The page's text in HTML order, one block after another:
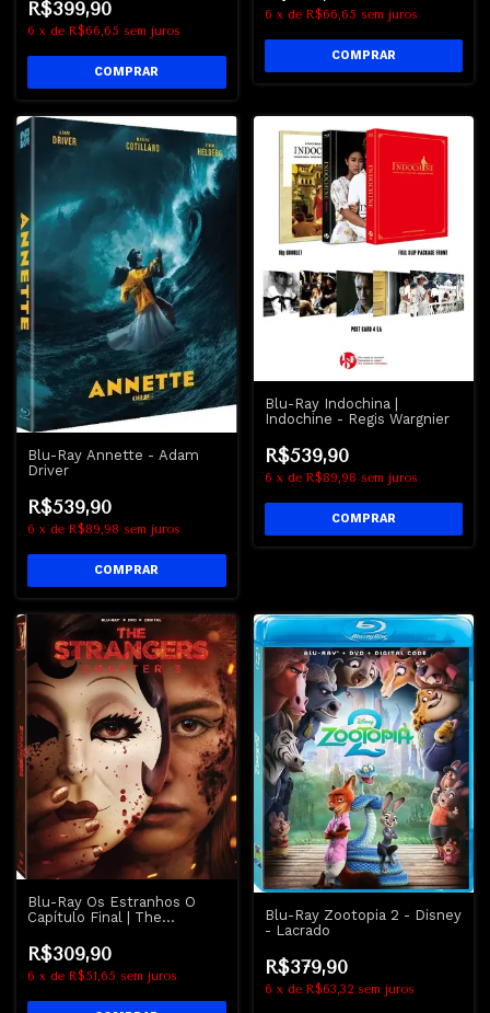
R$399,90
6 x de R$66,65 sem juros
6 x de R$66,65 sem juros
Blu-Ray Annette - Adam
Driver
R$539,90
6 x de R$89,98 sem juros
Blu-Ray Indochina |
Indochine - Regis Wargnier
R$539,90
6 x de R$89,98 sem juros
Blu-Ray Os Estranhos O
Capítulo Final | The
R$309,90
6 x de R$51,65 sem juros
Blu-Ray Zootopia 2 - Disney
- Lacrado
R$379,90
6 x de R$63,32 sem juros